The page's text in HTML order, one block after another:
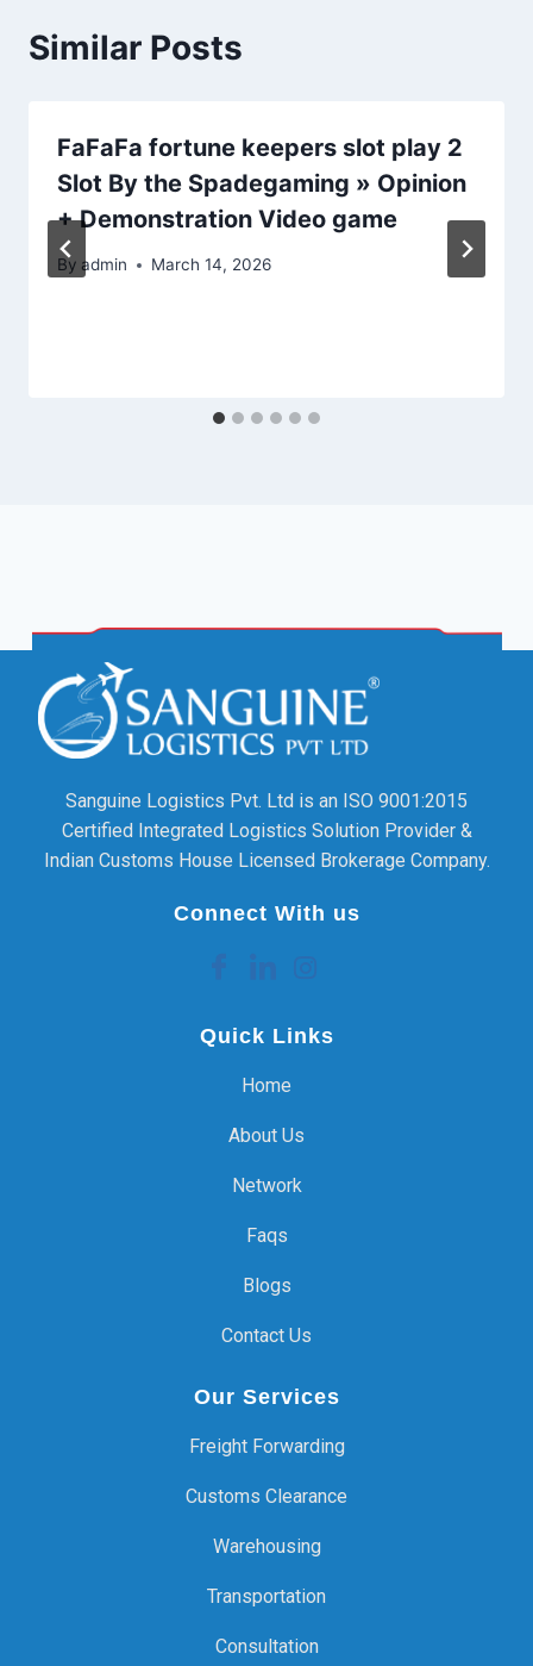
Similar Posts
FaFaFa fortune keepers slot play 2
Slot By the Spadegaming » Opinion
+ Demonstration Video game
By admin March 14, 2026
Sanguine Logistics Pvt. Ltd is an ISO 9001:2015
Certified Integrated Logistics Solution Provider &
Indian Customs House Licensed Brokerage Company.
Connect With us
Quick Links
Home
About Us
Network
Faqs
Blogs
Contact Us
Our Services
Freight Forwarding
Customs Clearance
Warehousing
Transportation
Consultation